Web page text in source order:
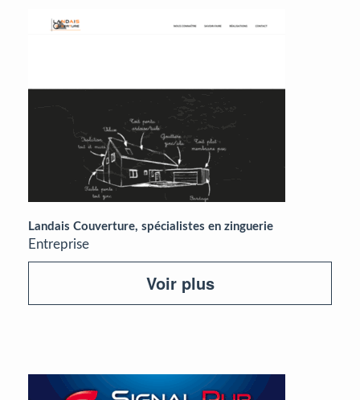
Landais Couverture, spécialistes en zinguerie
Entreprise
Voir plus